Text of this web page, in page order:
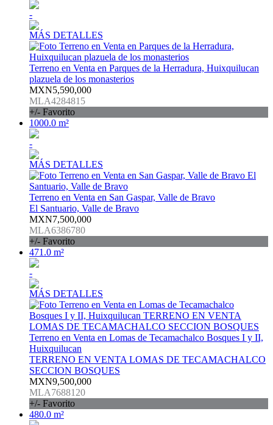
-
MÁS DETALLES
Terreno en Venta en Parques de la Herradura, Huixquilucan
plazuela de los monasterios
MXN5,590,000
MLA4284815
+/- Favorito
1000.0 m²
-
MÁS DETALLES
Terreno en Venta en San Gaspar, Valle de Bravo
El Santuario, Valle de Bravo
MXN7,500,000
MLA6386780
+/- Favorito
471.0 m²
-
MÁS DETALLES
Terreno en Venta en Lomas de Tecamachalco Bosques I y II,
Huixquilucan
TERRENO EN VENTA LOMAS DE TECAMACHALCO
SECCION BOSQUES
MXN9,500,000
MLA7688120
+/- Favorito
480.0 m²